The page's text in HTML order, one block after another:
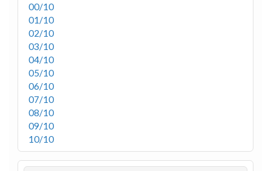
00/10
01/10
02/10
03/10
04/10
05/10
06/10
07/10
08/10
09/10
10/10